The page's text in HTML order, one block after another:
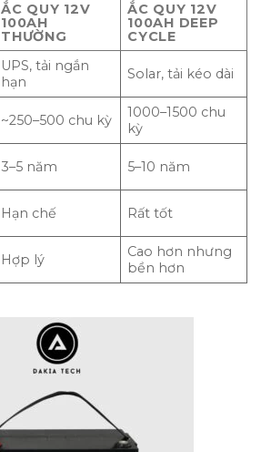
ẮC QUY 12V
100AH
THƯỜNG
ẮC QUY 12V
100AH DEEP
CYCLE
UPS, tải ngắn
hạn
Solar, tải kéo dài
~250–500 chu kỳ
1000–1500 chu
kỳ
3–5 năm 5–10 năm
Hạn chế Rất tốt
Hợp lý
Cao hơn nhưng
bền hơn